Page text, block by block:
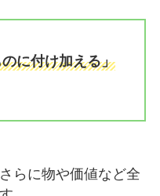
に付け加える」
らに物や価値など全